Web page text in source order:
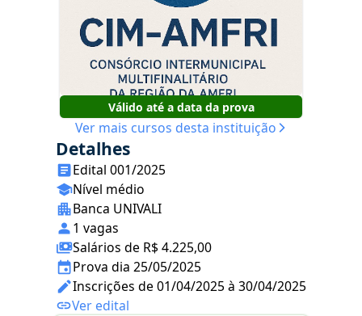
Válido até a data da prova
Ver mais cursos desta instituição
Detalhes
Edital 001/2025
Nível médio
Banca UNIVALI
1 vagas
Salários de R$ 4.225,00
Prova dia 25/05/2025
Inscrições de 01/04/2025 à 30/04/2025
Ver edital